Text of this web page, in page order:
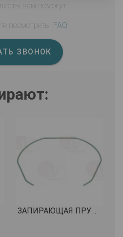
вам помогут
посмотреть FAQ
ЗВОНОК
ЗАПИРАЮЩАЯ ПРУЖИНА ФИЛЬТРА ИЗ НЕРЖАВЕЮЩЕЙ СТАЛИ ø 1,30 мм КОД: 1250333